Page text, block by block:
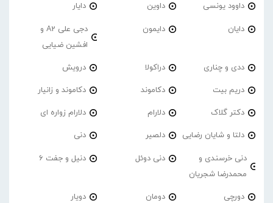
داوود یونسی داوین دایار
دایان دایمون
دجی علی A2 و
افشین ضیایی
ددی و چناری دراکولا درویش
دریم بیت دکاموند دکاموند و زانیار
دکتر گلاک دلارام دلارام زواره ای
دلتا و شایان رضایی دلصیر دنی
دنی خرسندی و
محمدرضا شجریان
دنی دوئل دنیل و جفت 6
دورچی دومان دویار